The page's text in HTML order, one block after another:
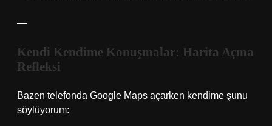
—
Kendi Kendime Konuşmalar: Harita Açma
Refleksi
Bazen telefonda Google Maps açarken kendime şunu
söylüyorum: